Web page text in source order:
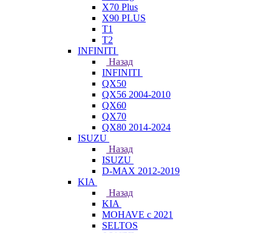
X70 Plus
X90 PLUS
T1
T2
INFINITI
Назад
INFINITI
QX50
QX56 2004-2010
QX60
QX70
QX80 2014-2024
ISUZU
Назад
ISUZU
D-MAX 2012-2019
KIA
Назад
KIA
MOHAVE с 2021
SELTOS